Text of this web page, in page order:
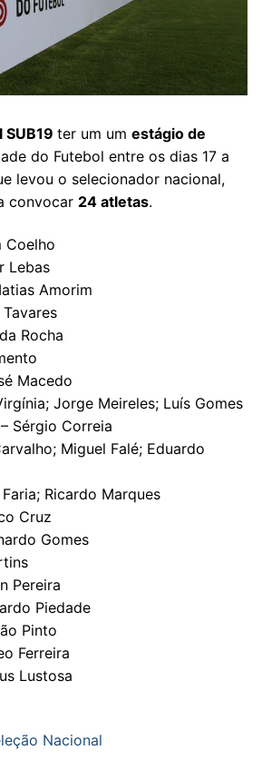
ter um um estágio de
do Futebol entre os dias 17 a
levou o selecionador nacional,
convocar 24 atletas.
Coelho
Lebas
Amorim
Rocha
Macedo
Jorge Meireles; Luís Gomes
– Sérgio Correia
Miguel Falé; Eduardo
Ricardo Marques
Cruz
Gomes
Pereira
Piedade
Pinto
Ferreira
Lustosa
Nacional